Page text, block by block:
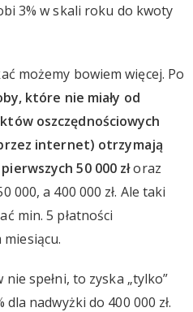
3% w skali roku do kwoty
możemy bowiem więcej. Po
które nie miały od
oszczędnościowych
internet) otrzymają
50 000 złoraz
000, a 400 000 zł. Ale taki
min. 5 płatności
spełni, to zyska „tylko”
dla nadwyżki do 400 000 zł.